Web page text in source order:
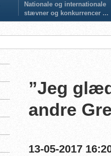
Nationale og internationale
stævner og konkurrencer ...
”Jeg
andre
13-05-2017